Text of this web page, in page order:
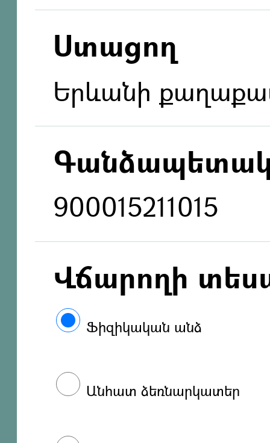
Ստացող
Երևանի
900015211015
Վճարողի
Ֆիզիկական անձ
Անհատ ձեռնարկատեր